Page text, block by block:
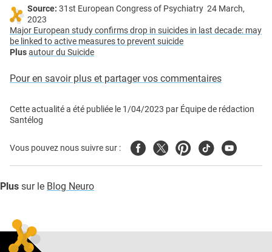
Source: 31st European Congress of Psychiatry 24 March,
2023
Major European study confirms drop in suicides in last decade: may
be linked to active measures to prevent suicide
Plusautour du Suicide
Pour en savoir plus et partager vos commentaires
Cette actualité a été publiée le 1/04/2023 par Équipe de rédaction
Santélog
Vous pouvez nous suivre sur : FacebookTwitterPinterest
TiktokYoutube
Plus sur le Blog Neuro